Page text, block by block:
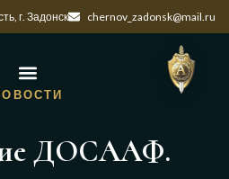
г. Задонск chernov_zadonsk@mail.ru
ДОСААФ.